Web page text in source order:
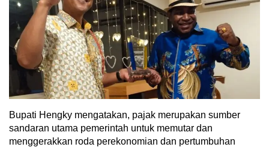
Bupati Hengky mengatakan, pajak merupakan sumber
sandaran utama pemerintah untuk memutar dan
menggerakkan roda perekonomian dan pertumbuhan